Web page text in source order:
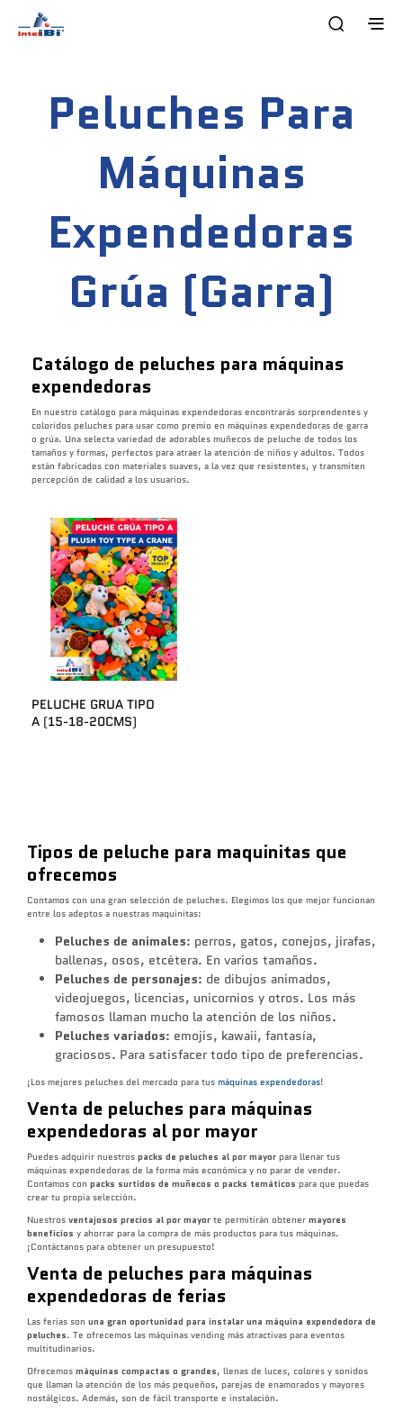
Peluches Para
Máquinas
Expendedoras
Grúa (garra)
Catálogo de peluches para máquinas
expendedoras
En nuestro catálogo para máquinas expendedoras encontrarás sorprendentes y
coloridos peluches para usar como premio en máquinas expendedoras de garra
o grúa. Una selecta variedad de adorables muñecos de peluche de todos los
tamaños y formas, perfectos para atraer la atención de niños y adultos. Todos
están fabricados con materiales suaves, a la vez que resistentes, y transmiten
percepción de calidad a los usuarios.
PELUCHE GRUA TIPO
A (15-18-20CMS)
Tipos de peluche para maquinitas que
ofrecemos
Contamos con una gran selección de peluches. Elegimos los que mejor funcionan
entre los adeptos a nuestras maquinitas:
Peluches de animales: perros, gatos, conejos, jirafas,
ballenas, osos, etcétera. En varios tamaños.
Peluches de personajes: de dibujos animados,
videojuegos, licencias, unicornios y otros. Los más
famosos llaman mucho la atención de los niños.
Peluches variados: emojis, kawaii, fantasía,
graciosos. Para satisfacer todo tipo de preferencias.
¡Los mejores peluches del mercado para tus máquinas expendedoras!
Venta de peluches para máquinas
expendedoras al por mayor
Puedes adquirir nuestros packs de peluches al por mayor para llenar tus
máquinas expendedoras de la forma más económica y no parar de vender.
Contamos con packs surtidos de muñecos o packs temáticos para que puedas
crear tu propia selección.
Nuestros ventajosos precios al por mayor te permitirán obtener mayores
beneficios y ahorrar para la compra de más productos para tus máquinas.
¡Contáctanos para obtener un presupuesto!
Venta de peluches para máquinas
expendedoras de ferias
Las ferias son una gran oportunidad para instalar una máquina expendedora de
peluches. Te ofrecemos las máquinas vending más atractivas para eventos
multitudinarios.
Ofrecemos máquinas compactas o grandes, llenas de luces, colores y sonidos
que llaman la atención de los más pequeños, parejas de enamorados y mayores
nostálgicos. Además, son de fácil transporte e instalación.